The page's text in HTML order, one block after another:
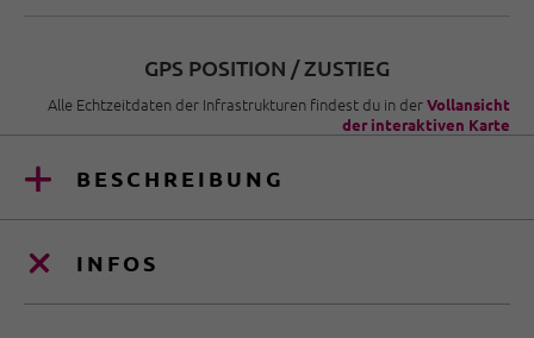
GPS POSITION / ZUSTIEG
Alle Echtzeitdaten der Infrastrukturen findest du in derVollansicht
der interaktiven Karte
BESCHREIBUNG
INFOS